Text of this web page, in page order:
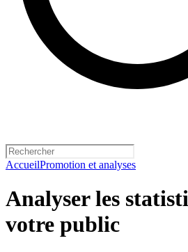
AccueilPromotion et analyses
Analyser les
votre public